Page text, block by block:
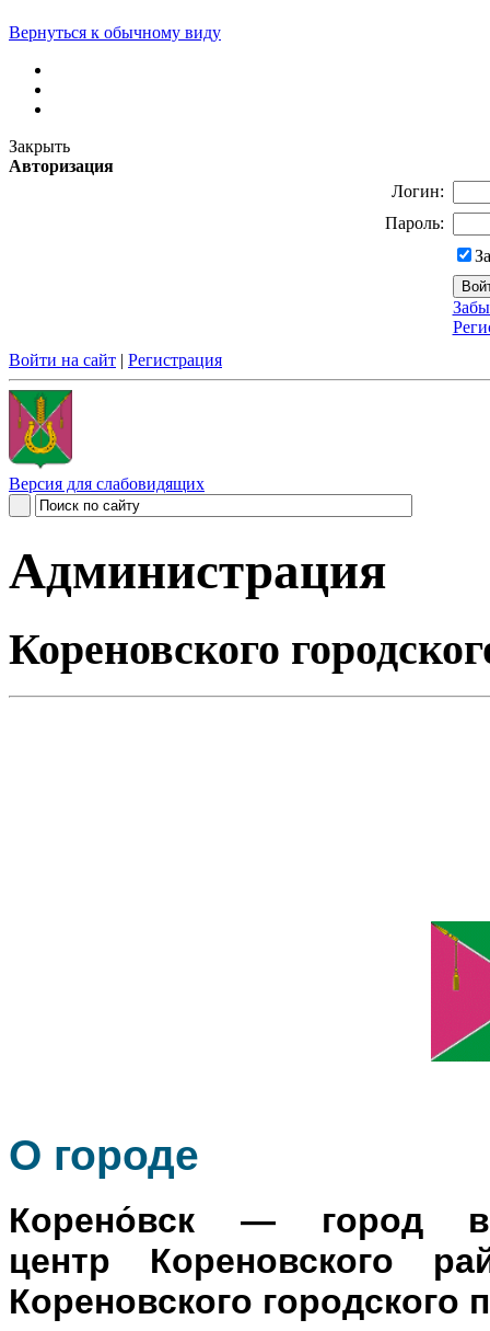
Вернуться к обычному виду
Закрыть
Авторизация
Логин:
Пароль:
Войти на сайт | Регистрация
Версия для слабовидящих
Администрация
Кореновского
О городе
Корено́вск — город в
центр Кореновского
Кореновского городского